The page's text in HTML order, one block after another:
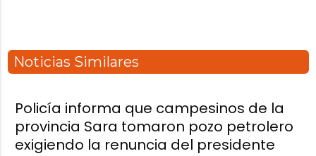
Noticias Similares
Policía informa que campesinos de la
provincia Sara tomaron pozo petrolero
exigiendo la renuncia del presidente